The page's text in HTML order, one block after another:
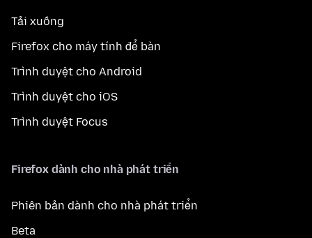
Tải xuống
Firefox cho máy tính để bàn
Trình duyệt cho Android
Trình duyệt cho iOS
Trình duyệt Focus
Firefox dành cho nhà phát triển
Phiên bản dành cho nhà phát triển
Beta